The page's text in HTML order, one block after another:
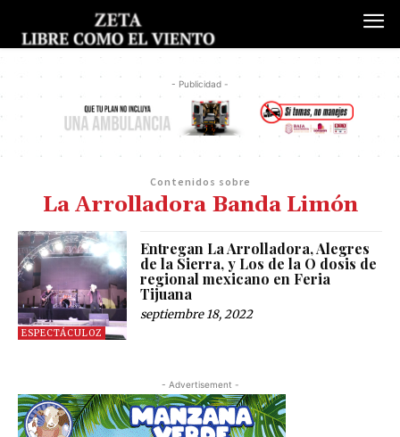
- Publicidad -
Contenidos sobre
La Arrolladora Banda Limón
ESPECTÁCULOZ
Entregan La Arrolladora, Alegres
de la Sierra, y Los de la O dosis de
regional mexicano en Feria
Tijuana
septiembre 18, 2022
- Advertisement -